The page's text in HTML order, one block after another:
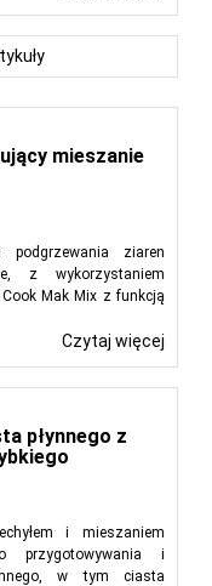
mieszanie
ziaren
z wykorzystaniem
Mak Mix z funkcją
Czytaj więcej
płynnego z
i mieszaniem
przygotowywania i
w tym ciasta